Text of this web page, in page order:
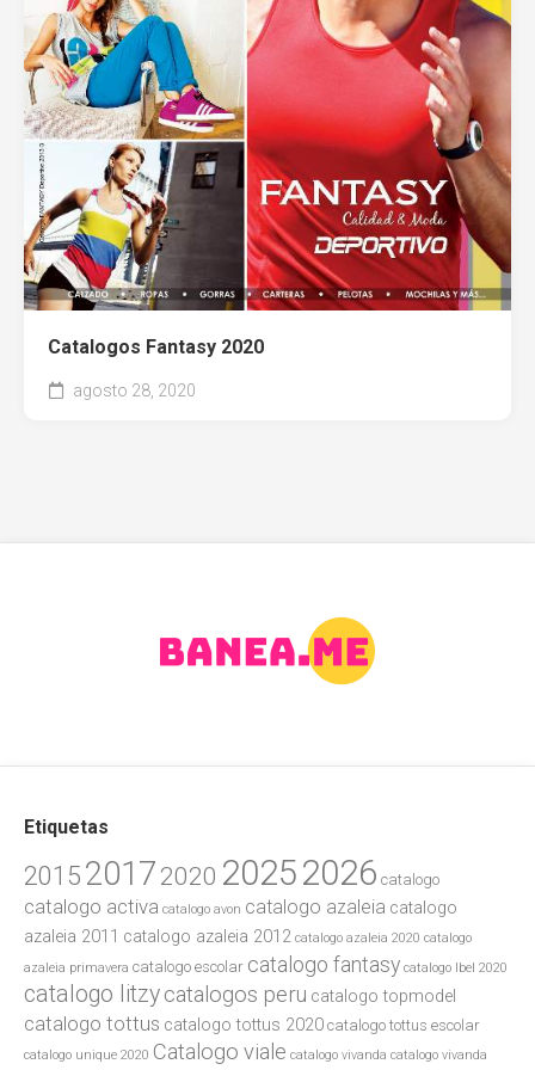
Entel
Catalogos Fantasy 2020
agosto 28, 2020
Etiquetas
2015 2017 2020 20252026 catalogo
catalogo activa catalogo avon catalogo azaleia catalogo
azaleia 2011 catalogo azaleia 2012 catalogo azaleia 2020 catalogo
azaleia primavera catalogo escolar catalogo fantasy catalogo lbel 2020
catalogo litzycatalogos peru catalogo topmodel
catalogo tottus catalogo tottus 2020 catalogo tottus escolar
catalogo unique 2020 Catalogo viale catalogo vivanda catalogo vivanda